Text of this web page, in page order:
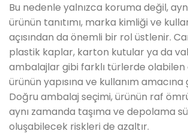
Bu nedenle yalnızca koruma değil,
ürünün tanıtımı, marka kimliği ve
açısından da önemli bir rol üstlenir.
plastik kaplar, karton kutular ya da
ambalajlar gibi farklı türlerde
ürünün yapısına ve kullanım
Doğru ambalaj seçimi, ürünün raf
aynı zamanda taşıma ve depolama
oluşabilecek riskleri de azaltır.